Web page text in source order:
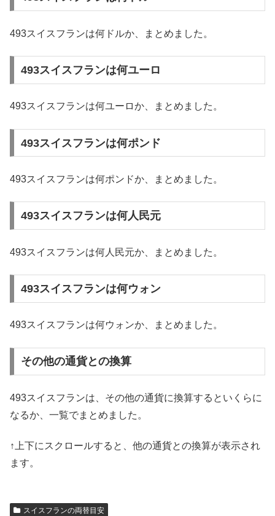
493スイスフランは何ドルか、まとめました。
493スイスフランは何ユーロ
493スイスフランは何ユーロか、まとめました。
493スイスフランは何ポンド
493スイスフランは何ポンドか、まとめました。
493スイスフランは何人民元
493スイスフランは何人民元か、まとめました。
493スイスフランは何ウォン
493スイスフランは何ウォンか、まとめました。
その他の通貨との換算
493スイスフランは、その他の通貨に換算するといくらに
なるか、一覧でまとめました。
↑上下にスクロールすると、他の通貨との換算が表示され
ます。
スイスフランの両替目安